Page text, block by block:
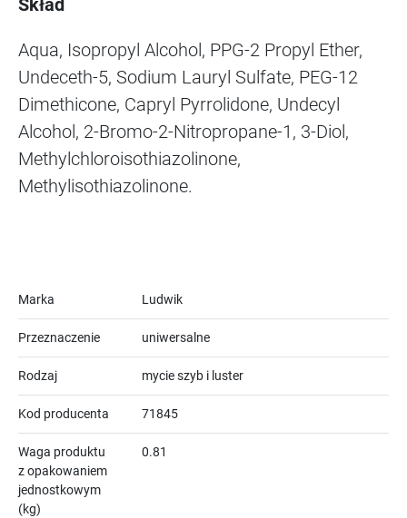
Skład
Aqua, Isopropyl Alcohol, PPG-2 Propyl Ether,
Undeceth-5, Sodium Lauryl Sulfate, PEG-12
Dimethicone, Capryl Pyrrolidone, Undecyl
Alcohol, 2-Bromo-2-Nitropropane-1, 3-Diol,
Methylchloroisothiazolinone,
Methylisothiazolinone.
Marka Ludwik
Przeznaczenie uniwersalne
Rodzaj mycie szyb i luster
Kod producenta 71845
Waga produktu
z opakowaniem
jednostkowym
(kg)
0.81